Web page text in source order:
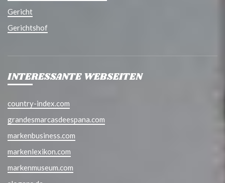
Gericht
Gerichtshof
INTERESSANTE WEBSEITEN
country-index.com
grandesmarcasdeespana.com
markenbusiness.com
markenlexikon.com
markenmuseum.com